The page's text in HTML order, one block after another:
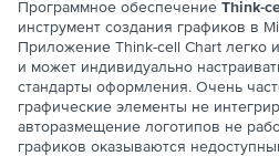
Программное обеспечение Think-
инструмент создания графиков в
Приложение Think-cell Chart легко
и может индивидуально
стандарты оформления. Очень
графические элементы не
авторазмещение логотипов не
графиков оказываются